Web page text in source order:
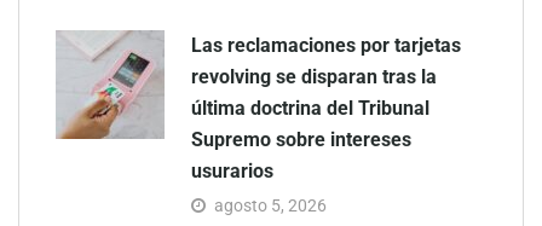
Las reclamaciones por tarjetas
revolving se disparan tras la
última doctrina del Tribunal
Supremo sobre intereses
usurarios
agosto 5, 2026